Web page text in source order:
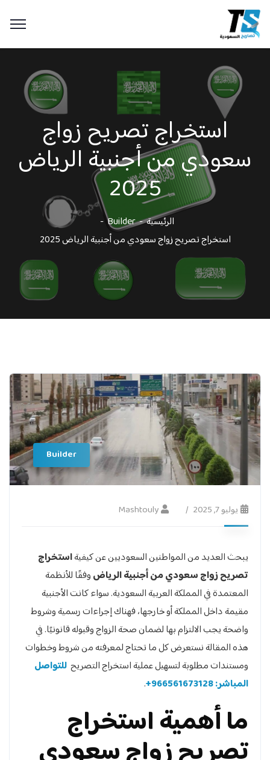
استخراج تصريح زواج
سعودي من أجنبية الرياض
2025
الرئيسية
Builder
استخراج تصريح زواج سعودي من أجنبية الرياض 2025
Builder
يوليو 7, 2025 Mashtouly
يبحث العديد من المواطنين السعوديين عن كيفيةاستخراج
تصريح زواج سعودي من أجنبية الرياضوفقًا للأنظمة
المعتمدة في المملكة العربية السعودية. سواء كانت الأجنبية
مقيمة داخل المملكة أو خارجها، فهناك إجراءات رسمية وشروط
واضحة يجب الالتزام بها لضمان صحة الزواج وقبوله قانونيًا. في
هذه المقالة نستعرض كل ما تحتاج لمعرفته من شروط وخطوات
ومستندات مطلوبة لتسهيل عملية استخراج التصريح للتواصل
المباشر: 966561673128+
.
ما أهمية استخراج